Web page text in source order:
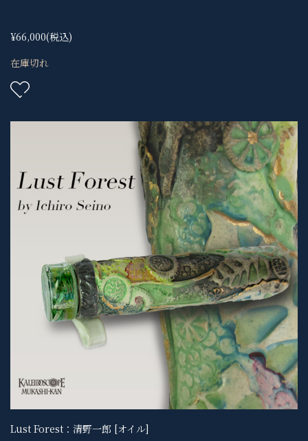
¥66,000(税込)
在庫切れ
Lust Forest：清野一郎 [オイル]